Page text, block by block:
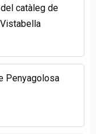
catàleg de
Penyagolosa